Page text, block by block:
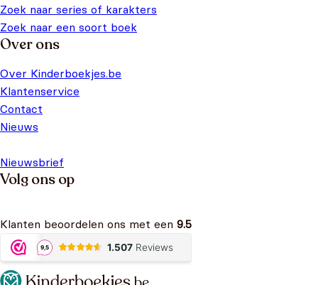
Zoek naar series of karakters
Zoek naar een soort boek
Over ons
Over Kinderboekjes.be
Klantenservice
Contact
Nieuws
Nieuwsbrief
Volg ons op
Klanten beoordelen ons met een 9.5